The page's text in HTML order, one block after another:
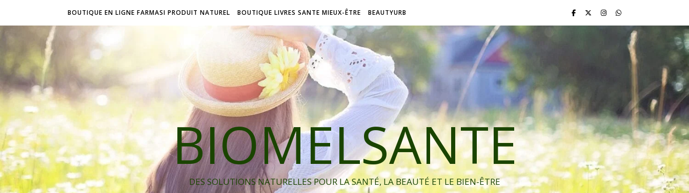
BOUTIQUE EN LIGNE FARMASI PRODUIT NATUREL BOUTIQUE LIVRES SANTE MIEUX-ÊTRE BEAUTYURB
BIOMELSANTE
DES SOLUTIONS NATURELLES POUR LA SANTÉ, LA BEAUTÉ ET LE BIEN-ÊTRE